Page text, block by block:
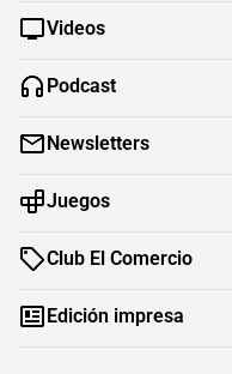
Videos
Podcast
Newsletters
Juegos
Club El Comercio
Edición impresa